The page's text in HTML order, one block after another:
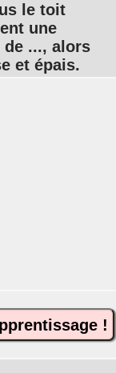
le toit
une
de ..., alors
et épais.
!